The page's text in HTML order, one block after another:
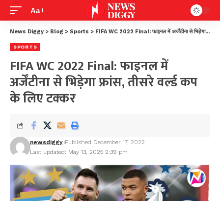
Aa
News Diggy > Blog > Sports > FIFA WC 2022 Final: फाइनल में अर्जेंटीना से भिड़ेगा फ्रांस, तीसरे वर्ल्ड कप के लिए टक्कर
SPORTS
FIFA WC 2022 Final: फाइनल में
अर्जेंटीना से भिड़ेगा फ्रांस, तीसरे वर्ल्ड कप
के लिए टक्कर
Last updated: May 13, 2025 2:39 pm
newsdiggy Published December 17, 2022